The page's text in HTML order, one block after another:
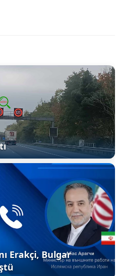
Erakçi, Bulgar